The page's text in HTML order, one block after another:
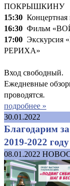
ПОКРЫШКИНУ
15:30
16:30 Фильм
17:00
РЕРИХА»
Вход свободный.
Ежедневные
проводятся.
подробнее »
30.01.2022
Благодарим
2019-2022 году
08.01.2022